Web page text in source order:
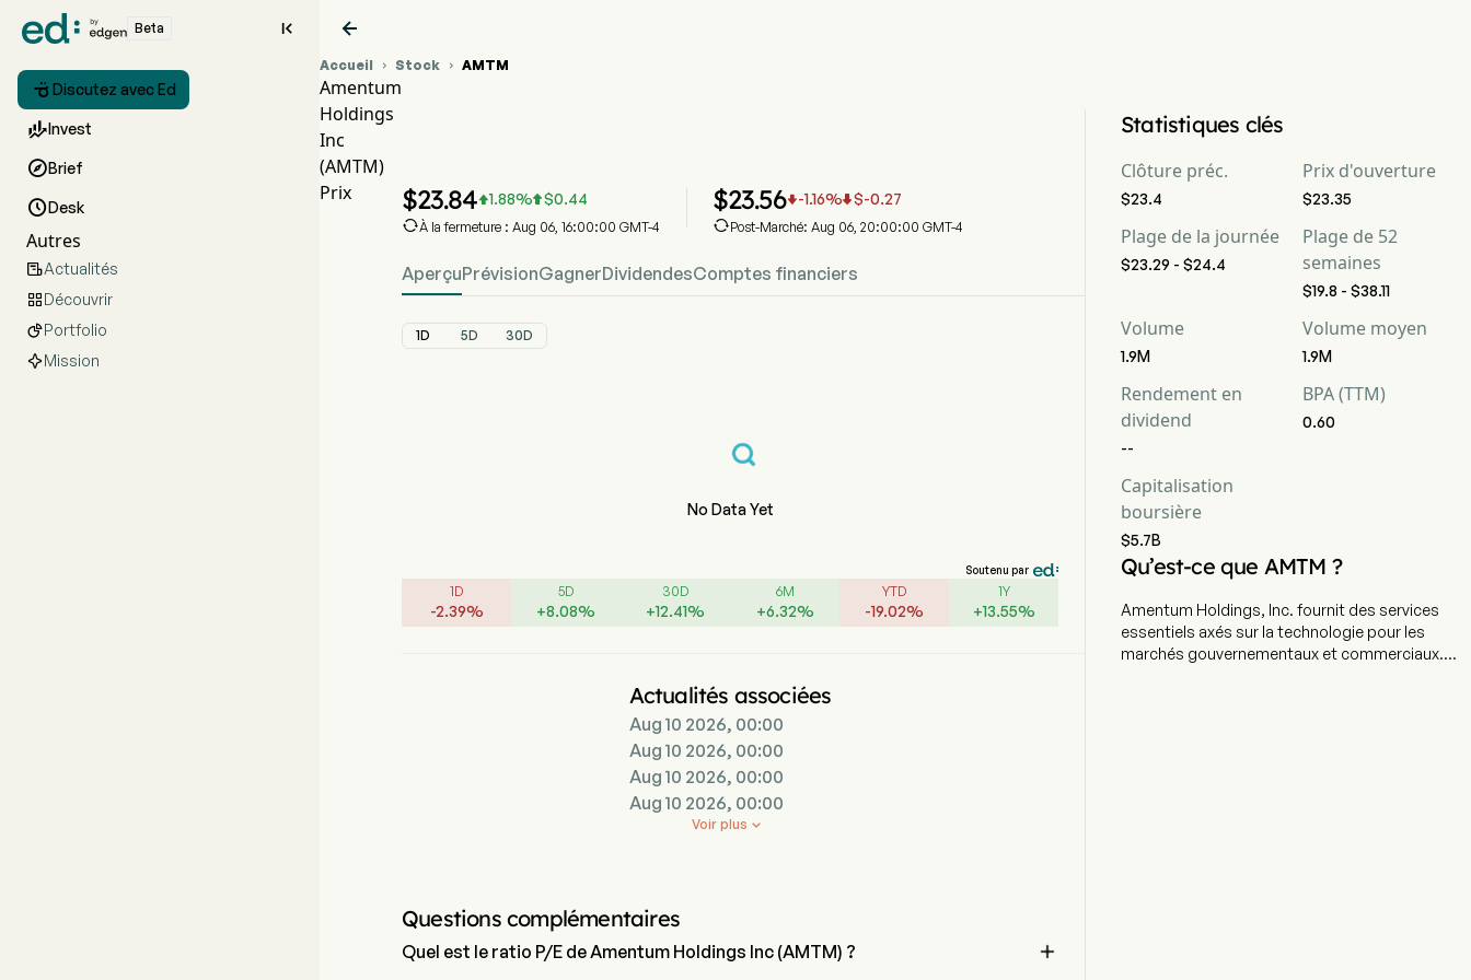
Beta 
 Discutez avec Ed
Invest
Brief
Desk
Autres
Actualités
Découvrir
Portfolio
Mission

Accueil  Stock  AMTM
Amentum
Holdings
Inc
(AMTM)
Prix
$23.841.88% $0.44
À la fermeture : Aug 06, 16:00:00 GMT-4
$23.56-1.16% $-0.27
Post-Marché: Aug 06, 20:00:00 GMT-4
AperçuPrévisionGagnerDividendesComptes financiers
1D 5D 30D
No Data Yet
Soutenu par
1D
-2.39%
5D
+8.08%
30D
+12.41%
6M
+6.32%
YTD
-19.02%
1Y
+13.55%
Actualités associées
Aug 10 2026, 00:00
Aug 10 2026, 00:00
Aug 10 2026, 00:00
Aug 10 2026, 00:00

Voir plus
Questions complémentaires
Quel est le ratio P/E de Amentum Holdings Inc (AMTM) ? 
Statistiques clés
Clôture préc.
$23.4
Prix d'ouverture
$23.35
Plage de la journée
$23.29 - $24.4
Plage de 52
semaines
$19.8 - $38.11
Volume
1.9M
Volume moyen
1.9M
Rendement en
dividend
--
BPA (TTM)
0.60
Capitalisation
boursière
$5.7B
Qu’est-ce que AMTM ?
Amentum Holdings, Inc. fournit des services
essentiels axés sur la technologie pour les
marchés gouvernementaux et commerciaux.